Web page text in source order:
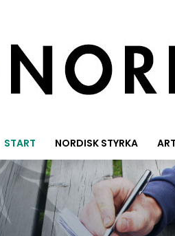
START NORDISK STYRKA